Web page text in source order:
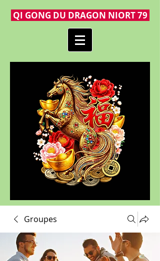
QI GONG DU DRAGON NIORT 79
Groupes